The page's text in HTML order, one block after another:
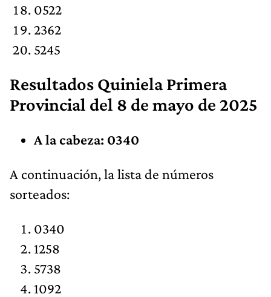
0522
2362
5245
Resultados Quiniela Primera
Provincial del 8 de mayo de 2025
A la cabeza: 0340
​​A continuación, la lista de números
sorteados:
0340
1258
5738
1092